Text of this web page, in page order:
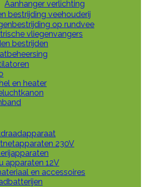
Aanhanger verlichting
bestrijding veehouderij
op rundvee
vliegenvangers
bestrijden
en heater
230V
apparaten 12V
en accessoires